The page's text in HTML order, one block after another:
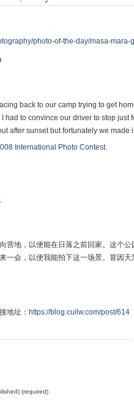
photo-of-the-day/masa-mara-
back to our camp trying to get
had to convince our driver to stop just
after sunset but fortunately we made
International Photo Contest.
营地，以便能在日落之前回家。这个
一会，以便我能拍下这一场景。冒因
地址： https://blog.cuilw.com/post/614
(required)